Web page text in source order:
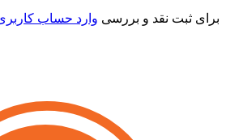
ثبت نقد و بررسی وارد حساب کاربری